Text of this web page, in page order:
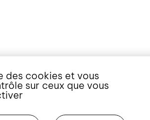
des cookies et vous
sur ceux que vous